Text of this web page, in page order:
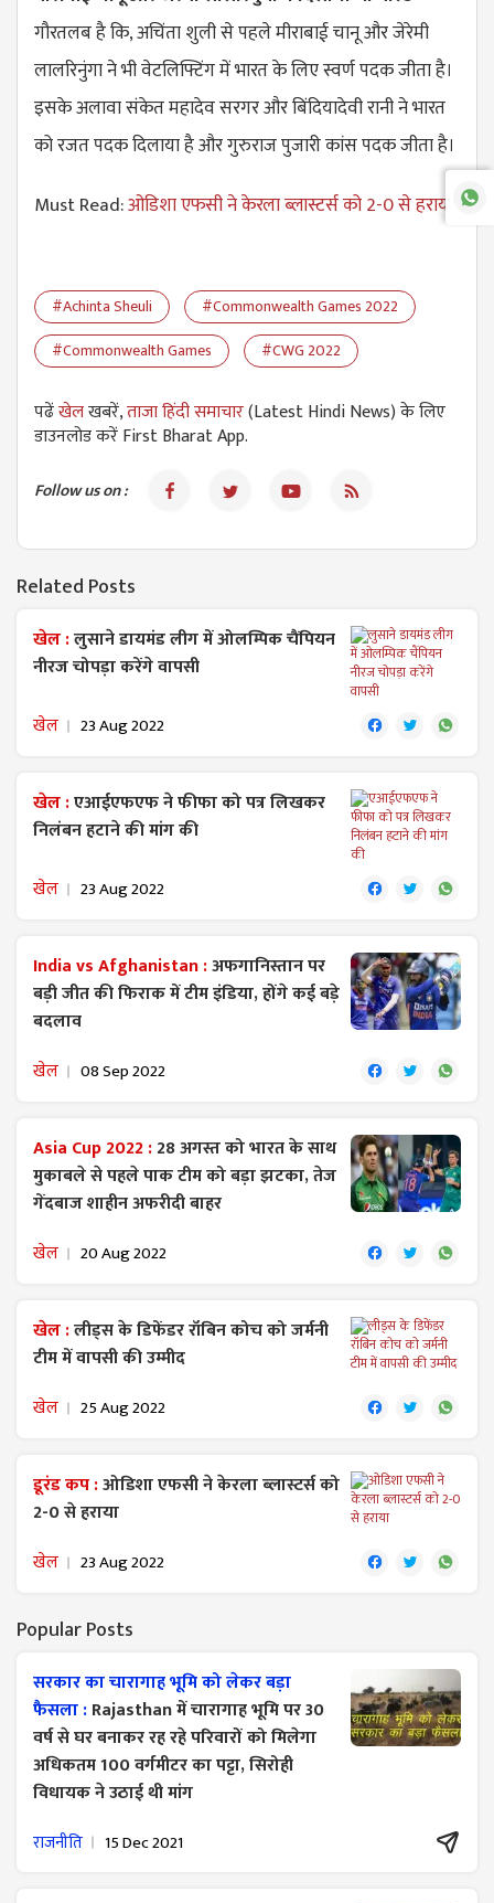
गौरतलब है कि, अचिंता शुली से पहले मीराबाई चानू और जेरेमी
लालरिनुंगा ने भी वेटलिफ्टिंग में भारत के लिए स्वर्ण पदक जीता है।
इसके अलावा संकेत महादेव सरगर और बिंदियादेवी रानी ने भारत
को रजत पदक दिलाया है और गुरुराज पुजारी कांस पदक जीता है।
Must Read:ओडिशा एफसी ने केरला ब्लास्टर्स को 2-0 से हराया
#Achinta Sheuli
#Commonwealth Games 2022
#Commonwealth Games
#CWG 2022
पढेंखेलखबरें,ताजा हिंदी समाचार(Latest Hindi News) के लिए
डाउनलोड करें First Bharat App.
Follow us on :
Related Posts
खेल :लुसाने डायमंड लीग में ओलम्पिक चैंपियन
नीरज चोपड़ा करेंगे वापसी
खेल 23 Aug 2022
खेल :एआईएफएफ ने फीफा को पत्र लिखकर
निलंबन हटाने की मांग की
खेल 23 Aug 2022
India vs Afghanistan :अफगानिस्तान पर
बड़ी जीत की फिराक में टीम इंडिया, होंगे कई बड़े
बदलाव
खेल 08 Sep 2022
Asia Cup 2022 :28 अगस्त को भारत के साथ
मुकाबले से पहले पाक टीम को बड़ा झटका, तेज
गेंदबाज शाहीन अफरीदी बाहर
खेल 20 Aug 2022
खेल :लीड्स के डिफेंडर रॉबिन कोच को जर्मनी
टीम में वापसी की उम्मीद
खेल 25 Aug 2022
डूरंड कप :ओडिशा एफसी ने केरला ब्लास्टर्स को
2-0 से हराया
खेल 23 Aug 2022
Popular Posts
सरकार का चारागाह भूमि को लेकर बड़ा
फैसला :Rajasthan में चारागाह भूमि पर 30
वर्ष से घर बनाकर रह रहे परिवारों को मिलेगा
अधिकतम 100 वर्गमीटर का पट्टा, सिरोही
विधायक ने उठाई थी मांग
राजनीति 15 Dec 2021